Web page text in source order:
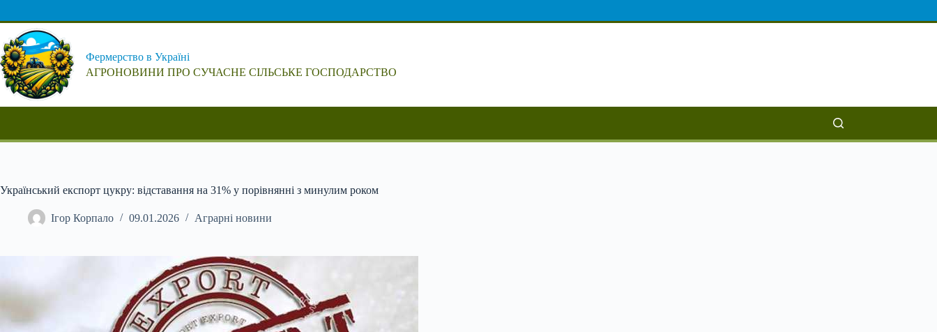
вмісту
Фермерство в Україні
АГРОНОВИНИ ПРО СУЧАСНЕ СІЛЬСЬКЕ ГОСПОДАРСТВО
Український експорт цукру: відставання на 31% у порівнянні з минулим роком
Ігор Корпало 09.01.2026 Аграрні новини